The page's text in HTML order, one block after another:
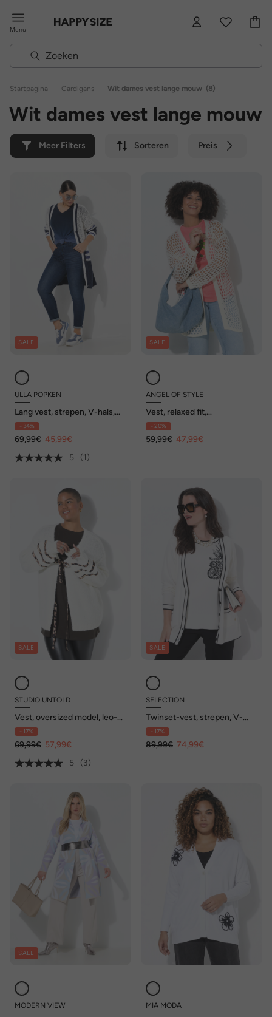
Menu
Startpagina | Cardigans | Wit dames vest lange mouw (8)
Wit dames vest lange mouw
Meer Filters Sorteren Preis
SALE
ULLA POPKEN
Lang vest, strepen, V-hals,
lange mouwen
- 34%
69,99€ 45,99€
5
(1)
SALE
ANGEL OF STYLE
Vest, relaxed fit,
opengewerkt breisel, ster op
de rug
- 20%
59,99€ 47,99€
SALE
STUDIO UNTOLD
Vest, oversized model, leo-
strikjes
- 17%
69,99€ 57,99€
5
(3)
SALE
SELECTION
Twinset-vest, strepen, V-
hals, lange mouwen
- 17%
89,99€ 74,99€
SALE
MODERN VIEW MIA MODA